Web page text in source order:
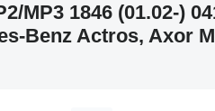
MP3 1846 (01.02-)
Benz Actros, Axor